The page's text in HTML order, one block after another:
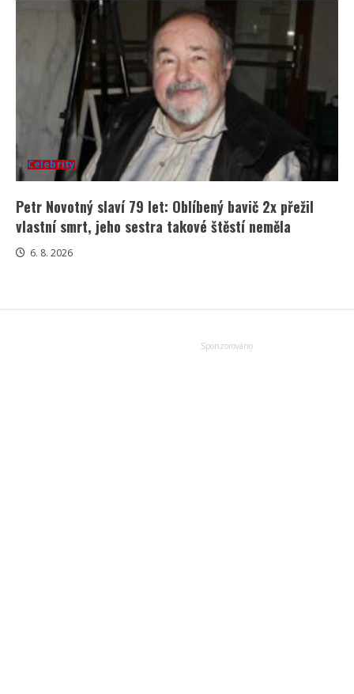
Celebrity
Petr Novotný slaví 79 let: Oblíbený bavič 2x přežil
vlastní smrt, jeho sestra takové štěstí neměla
6. 8. 2026